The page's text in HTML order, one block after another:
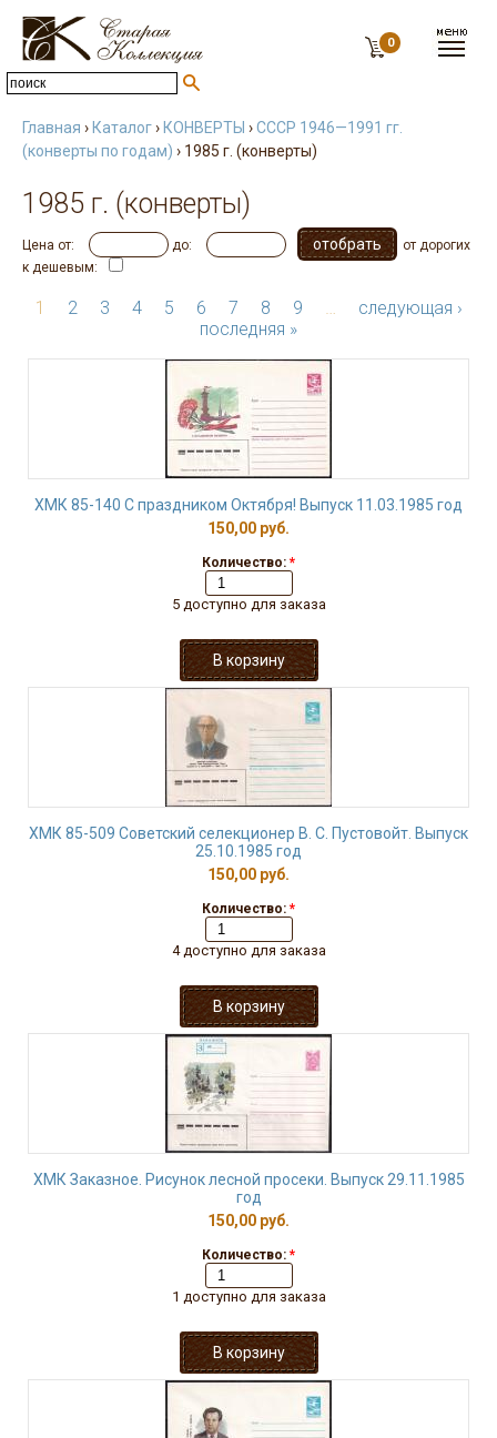
0
Главная › Каталог› КОНВЕРТЫ ›СССР 1946—1991 гг.
(конверты по годам) › 1985 г. (конверты)
1985 г. (конверты)
Цена от: до:
от дорогих
к дешевым:
1 2 3 4 5 6 7 8 9 …
следующая ›
последняя »
ХМК 85-140 С праздником Октября! Выпуск 11.03.1985 год
150,00 руб.
Количество: *
5 доступно для заказа
ХМК 85-509 Советский селекционер В. С. Пустовойт. Выпуск
25.10.1985 год
150,00 руб.
Количество: *
4 доступно для заказа
ХМК Заказное. Рисунок лесной просеки. Выпуск 29.11.1985
год
150,00 руб.
Количество: *
1 доступно для заказа